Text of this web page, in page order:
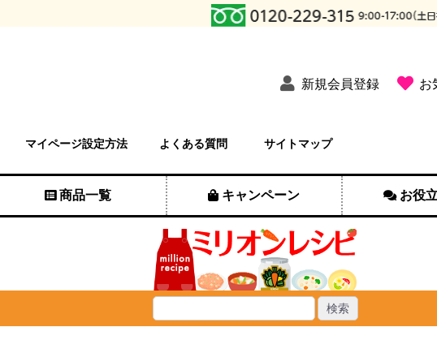
新規会員登録 お
マイページ設定方法 よくある質問 サイトマップ
商品一覧 キャンペーン お役